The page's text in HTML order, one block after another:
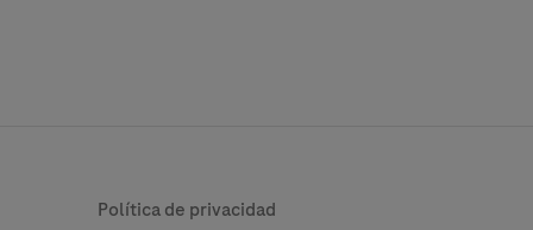
Learn More
Política de privacidad